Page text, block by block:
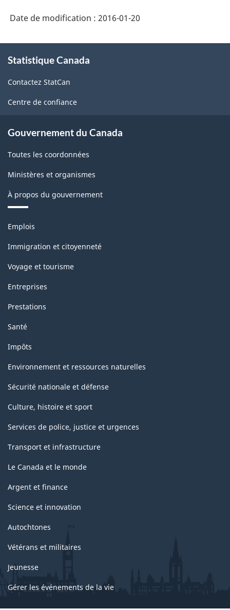
Date de modification : 2016-01-20
propos
ce
site
Statistique Canada
Contactez StatCan
Centre de confiance
Gouvernement du Canada
Toutes les coordonnées
Ministères et organismes
À propos du gouvernement
Thèmes
sujets
Emplois
Immigration et citoyenneté
Voyage et tourisme
Entreprises
Prestations
Santé
Impôts
Environnement et ressources naturelles
Sécurité nationale et défense
Culture, histoire et sport
Services de police, justice et urgences
Transport et infrastructure
Le Canada et le monde
Argent et finance
Science et innovation
Autochtones
Vétérans et militaires
Jeunesse
Gérer les événements de la vie